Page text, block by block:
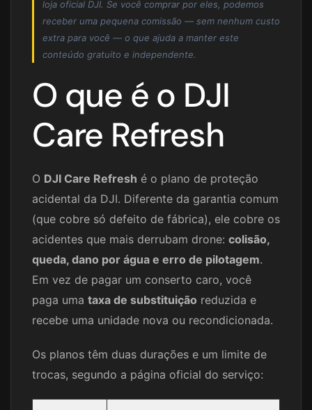
loja oficial DJI. Se você comprar por eles, podemos
receber uma pequena comissão — sem nenhum custo
extra para você — o que ajuda a manter este
conteúdo gratuito e independente.
O que é o DJI
Care Refresh
O DJI Care Refresh é o plano de proteção
acidental da DJI. Diferente da garantia comum
(que cobre só defeito de fábrica), ele cobre os
acidentes que mais derrubam drone: colisão,
queda, dano por água e erro de pilotagem.
Em vez de pagar um conserto caro, você
paga uma taxa de substituição reduzida e
recebe uma unidade nova ou recondicionada.
Os planos têm duas durações e um limite de
trocas, segundo a página oficial do serviço: